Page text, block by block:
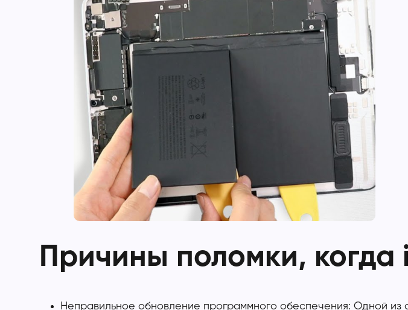
Причины поломки, когда
Неправильное обновление программного обеспечения: Одной из